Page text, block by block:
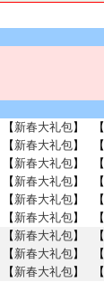
【 新春大礼包】
【 新春大礼包】
【 新春大礼包】
【 新春大礼包】
【 新春大礼包】
【 新春大礼包】
【
【
【
【
【
【
【 新春大礼包】
【 新春大礼包】
【 新春大礼包】
【
【
【